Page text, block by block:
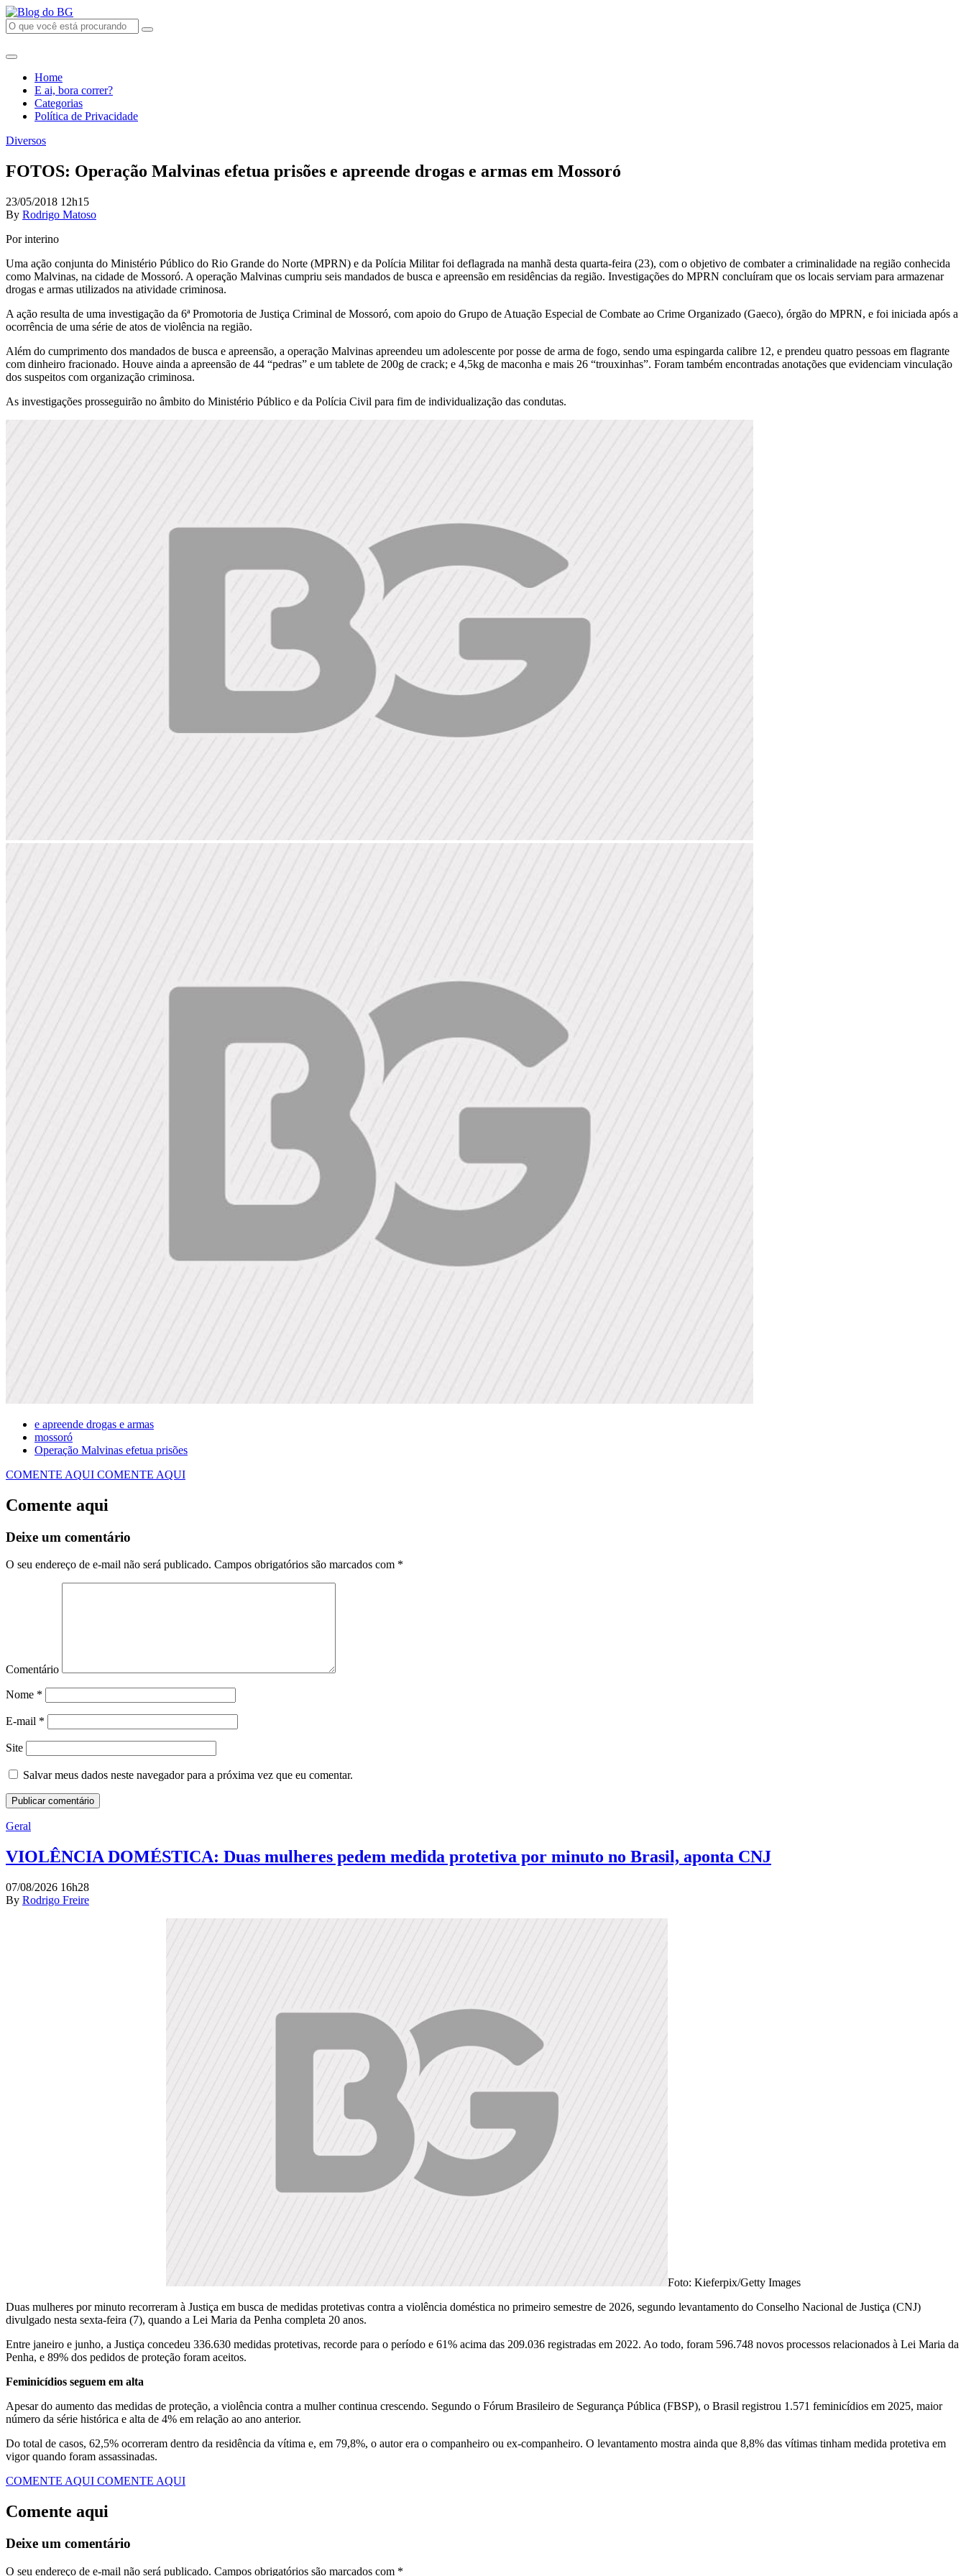
Home
E ai, bora correr?
Categorias
Política de Privacidade
Diversos
FOTOS: Operação Malvinas efetua prisões e apreende drogas e armas em Mossoró
23/05/2018 12h15
By Rodrigo Matoso
Por interino
Uma ação conjunta do Ministério Público do Rio Grande do Norte (MPRN) e da Polícia Militar foi deflagrada na manhã desta quarta-feira (23), com o objetivo de combater a criminalidade na região conhecida
como Malvinas, na cidade de Mossoró. A operação Malvinas cumpriu seis mandados de busca e apreensão em residências da região. Investigações do MPRN concluíram que os locais serviam para armazenar
drogas e armas utilizados na atividade criminosa.
A ação resulta de uma investigação da 6ª Promotoria de Justiça Criminal de Mossoró, com apoio do Grupo de Atuação Especial de Combate ao Crime Organizado (Gaeco), órgão do MPRN, e foi iniciada após a
ocorrência de uma série de atos de violência na região.
Além do cumprimento dos mandados de busca e apreensão, a operação Malvinas apreendeu um adolescente por posse de arma de fogo, sendo uma espingarda calibre 12, e prendeu quatro pessoas em flagrante
com dinheiro fracionado. Houve ainda a apreensão de 44 “pedras” e um tablete de 200g de crack; e 4,5kg de maconha e mais 26 “trouxinhas”. Foram também encontradas anotações que evidenciam vinculação
dos suspeitos com organização criminosa.
As investigações prosseguirão no âmbito do Ministério Público e da Polícia Civil para fim de individualização das condutas.
e apreende drogas e armas
mossoró
Operação Malvinas efetua prisões
COMENTE AQUI COMENTE AQUI
Comente aqui
Deixe um comentário
O seu endereço de e-mail não será publicado. Campos obrigatórios são marcados com *
Comentário
Nome *
E-mail *
Site
Salvar meus dados neste navegador para a próxima vez que eu comentar.
Geral
VIOLÊNCIA DOMÉSTICA: Duas mulheres pedem medida protetiva por minuto no Brasil, aponta CNJ
07/08/2026 16h28
By Rodrigo Freire
Foto: Kieferpix/Getty Images
Duas mulheres por minuto recorreram à Justiça em busca de medidas protetivas contra a violência doméstica no primeiro semestre de 2026, segundo levantamento do Conselho Nacional de Justiça (CNJ)
divulgado nesta sexta-feira (7), quando a Lei Maria da Penha completa 20 anos.
Entre janeiro e junho, a Justiça concedeu 336.630 medidas protetivas, recorde para o período e 61% acima das 209.036 registradas em 2022. Ao todo, foram 596.748 novos processos relacionados à Lei Maria da
Penha, e 89% dos pedidos de proteção foram aceitos.
Feminicídios seguem em alta
Apesar do aumento das medidas de proteção, a violência contra a mulher continua crescendo. Segundo o Fórum Brasileiro de Segurança Pública (FBSP), o Brasil registrou 1.571 feminicídios em 2025, maior
número da série histórica e alta de 4% em relação ao ano anterior.
Do total de casos, 62,5% ocorreram dentro da residência da vítima e, em 79,8%, o autor era o companheiro ou ex-companheiro. O levantamento mostra ainda que 8,8% das vítimas tinham medida protetiva em
vigor quando foram assassinadas.
COMENTE AQUI COMENTE AQUI
Comente aqui
Deixe um comentário
O seu endereço de e-mail não será publicado. Campos obrigatórios são marcados com *